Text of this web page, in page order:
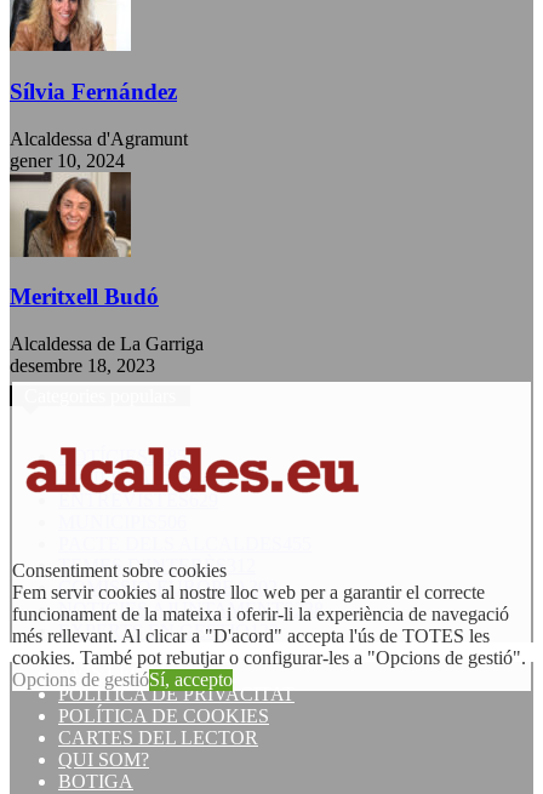
Sílvia Fernández
Alcaldessa d'Agramunt
gener 10, 2024
Meritxell Budó
Alcaldessa de La Garriga
desembre 18, 2023
NOTÍCIES 21853
AVUI FA ANYS 1418
ENTREVISTES
TEMES D'INTERÈS
COMISSIÓ EUROPEA302
NOTÍCIES AJUNTAMENTS 238
EXPERTS EN GESTIÓ123
AVÍS LEGAL
POLÍTICA DE PRIVACITAT
POLÍTICA DE COOKIES
CARTES DEL LECTOR
QUI SOM?
BOTIGA
Consentiment sobre cookies
Fem servir cookies al nostre lloc web per a garantir el correcte
funcionament de la mateixa i oferir-li la experiència de navegació
més rellevant. Al clicar a "D'acord" accepta l'ús de TOTES les
cookies. També pot rebutjar o configurar-les a "Opcions de gestió".
Opcions de gestióSí, accepto